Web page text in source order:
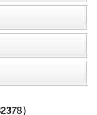
）